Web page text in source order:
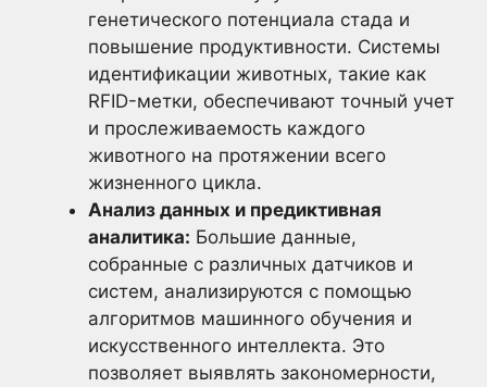
генетического потенциала стада и
повышение продуктивности. Системы
идентификации животных, такие как
RFID-метки, обеспечивают точный учет
и прослеживаемость каждого
животного на протяжении всего
жизненного цикла.
Анализ данных и предиктивная
аналитика: Большие данные,
собранные с различных датчиков и
систем, анализируются с помощью
алгоритмов машинного обучения и
искусственного интеллекта. Это
позволяет выявлять закономерности,